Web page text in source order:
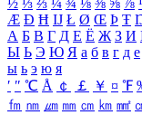
½ ⅓ ⅔ ¼ ¾ ⅛ ⅜ ⅝ ⅞ ¹
Æ Ð Ħ Ĳ Ł Ø Œ Þ Ŧ
А Б В Г Д Е Ё Ж З И
Ы Ь Э Ю Я а б в г д е
ы ь э ю я
′ ″ ℃ Å ￠ ￡ ￥ ¤ ℉
㎙ ㎚ ㎛ ㎜ ㎝ ㎞ ㎟